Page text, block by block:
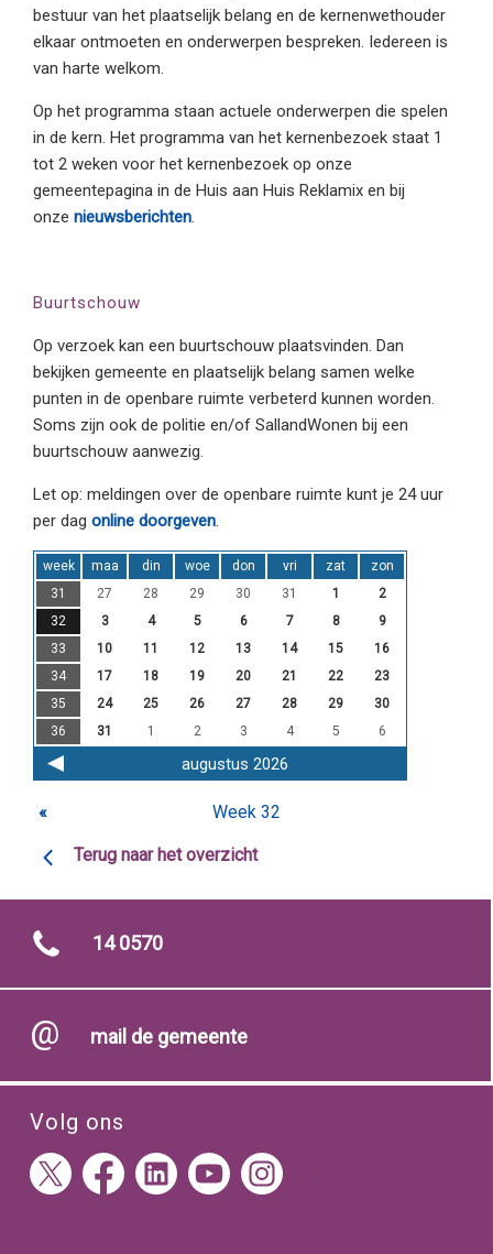
bestuur van het plaatselijk belang en de kernenwethouder
elkaar ontmoeten en onderwerpen bespreken. Iedereen is
van harte welkom.
Op het programma staan actuele onderwerpen die spelen
in de kern. Het programma van het kernenbezoek staat 1
tot 2 weken voor het kernenbezoek op onze
gemeentepagina in de Huis aan Huis Reklamix en bij
onze nieuwsberichten.
Buurtschouw
Op verzoek kan een buurtschouw plaatsvinden. Dan
bekijken gemeente en plaatselijk belang samen welke
punten in de openbare ruimte verbeterd kunnen worden.
Soms zijn ook de politie en/of SallandWonen bij een
buurtschouw aanwezig.
Let op: meldingen over de openbare ruimte kunt je 24 uur
per dag online doorgeven.
week maa din woe don vri zat
zon
31
27 28 29 30 31 1
2
32
3 4 5 6 7 8
9
33
10 11 12 13 14 15
16
34
17 18 19 20 21 22
23
35
24 25 26 27 28 29
30
36
31 1 2 3 4 5 6
augustus 2026
« Week 32
Terug naar het overzicht
14 0570
mail de gemeente
Volg ons